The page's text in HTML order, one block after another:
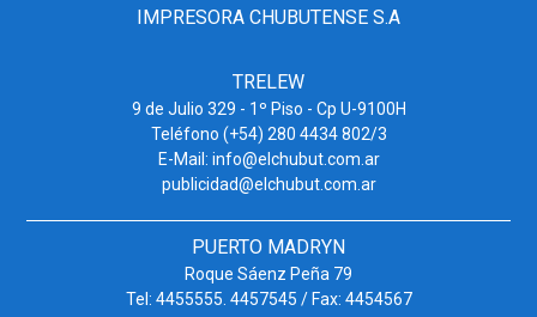
IMPRESORA CHUBUTENSE S.A
TRELEW
9 de Julio 329 - 1º Piso - Cp U-9100H
Teléfono (+54) 280 4434 802/3
E-Mail: info@elchubut.com.ar
publicidad@elchubut.com.ar
PUERTO MADRYN
Roque Sáenz Peña 79
Tel: 4455555. 4457545 / Fax: 4454567